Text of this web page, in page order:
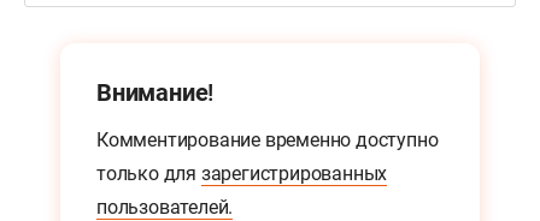
Внимание!
Комментирование временно доступно
только для зарегистрированных
пользователей.